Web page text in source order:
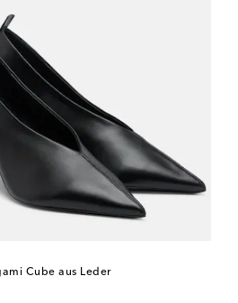
Cube aus Leder